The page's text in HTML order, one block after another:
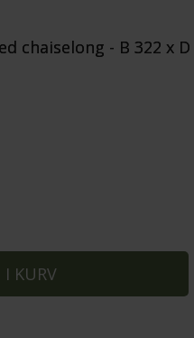
chaiselong - B 322 x